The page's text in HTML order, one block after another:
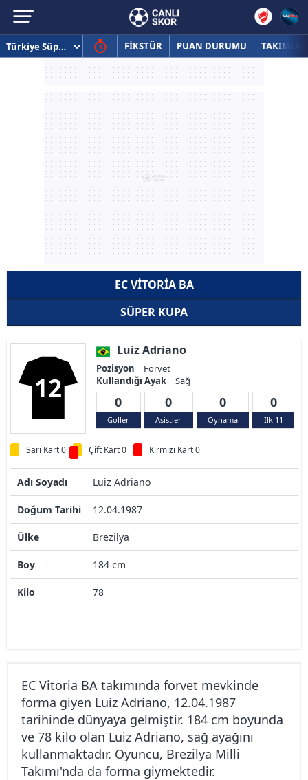
FİKSTÜR PUAN DURUMU TAKIMLAR
EC VITORIA BA
SÜPER KUPA
12
Luiz Adriano
Pozisyon
Forvet
Kullandığı Ayak
Sağ
0
Goller
0
Asistler
0
Oynama
0
İlk 11
Sarı Kart 0 Çift Kart 0 Kırmızı Kart 0
Adı Soyadı Luiz Adriano
Doğum Tarihi 12.04.1987
Ülke Brezilya
Boy 184 cm
Kilo 78
EC Vitoria BA takımında forvet mevkinde
forma giyen Luiz Adriano, 12.04.1987
tarihinde dünyaya gelmiştir. 184 cm boyunda
ve 78 kilo olan Luiz Adriano, sağ ayağını
kullanmaktadır. Oyuncu, Brezilya Milli
Takımı'nda da forma giymektedir.